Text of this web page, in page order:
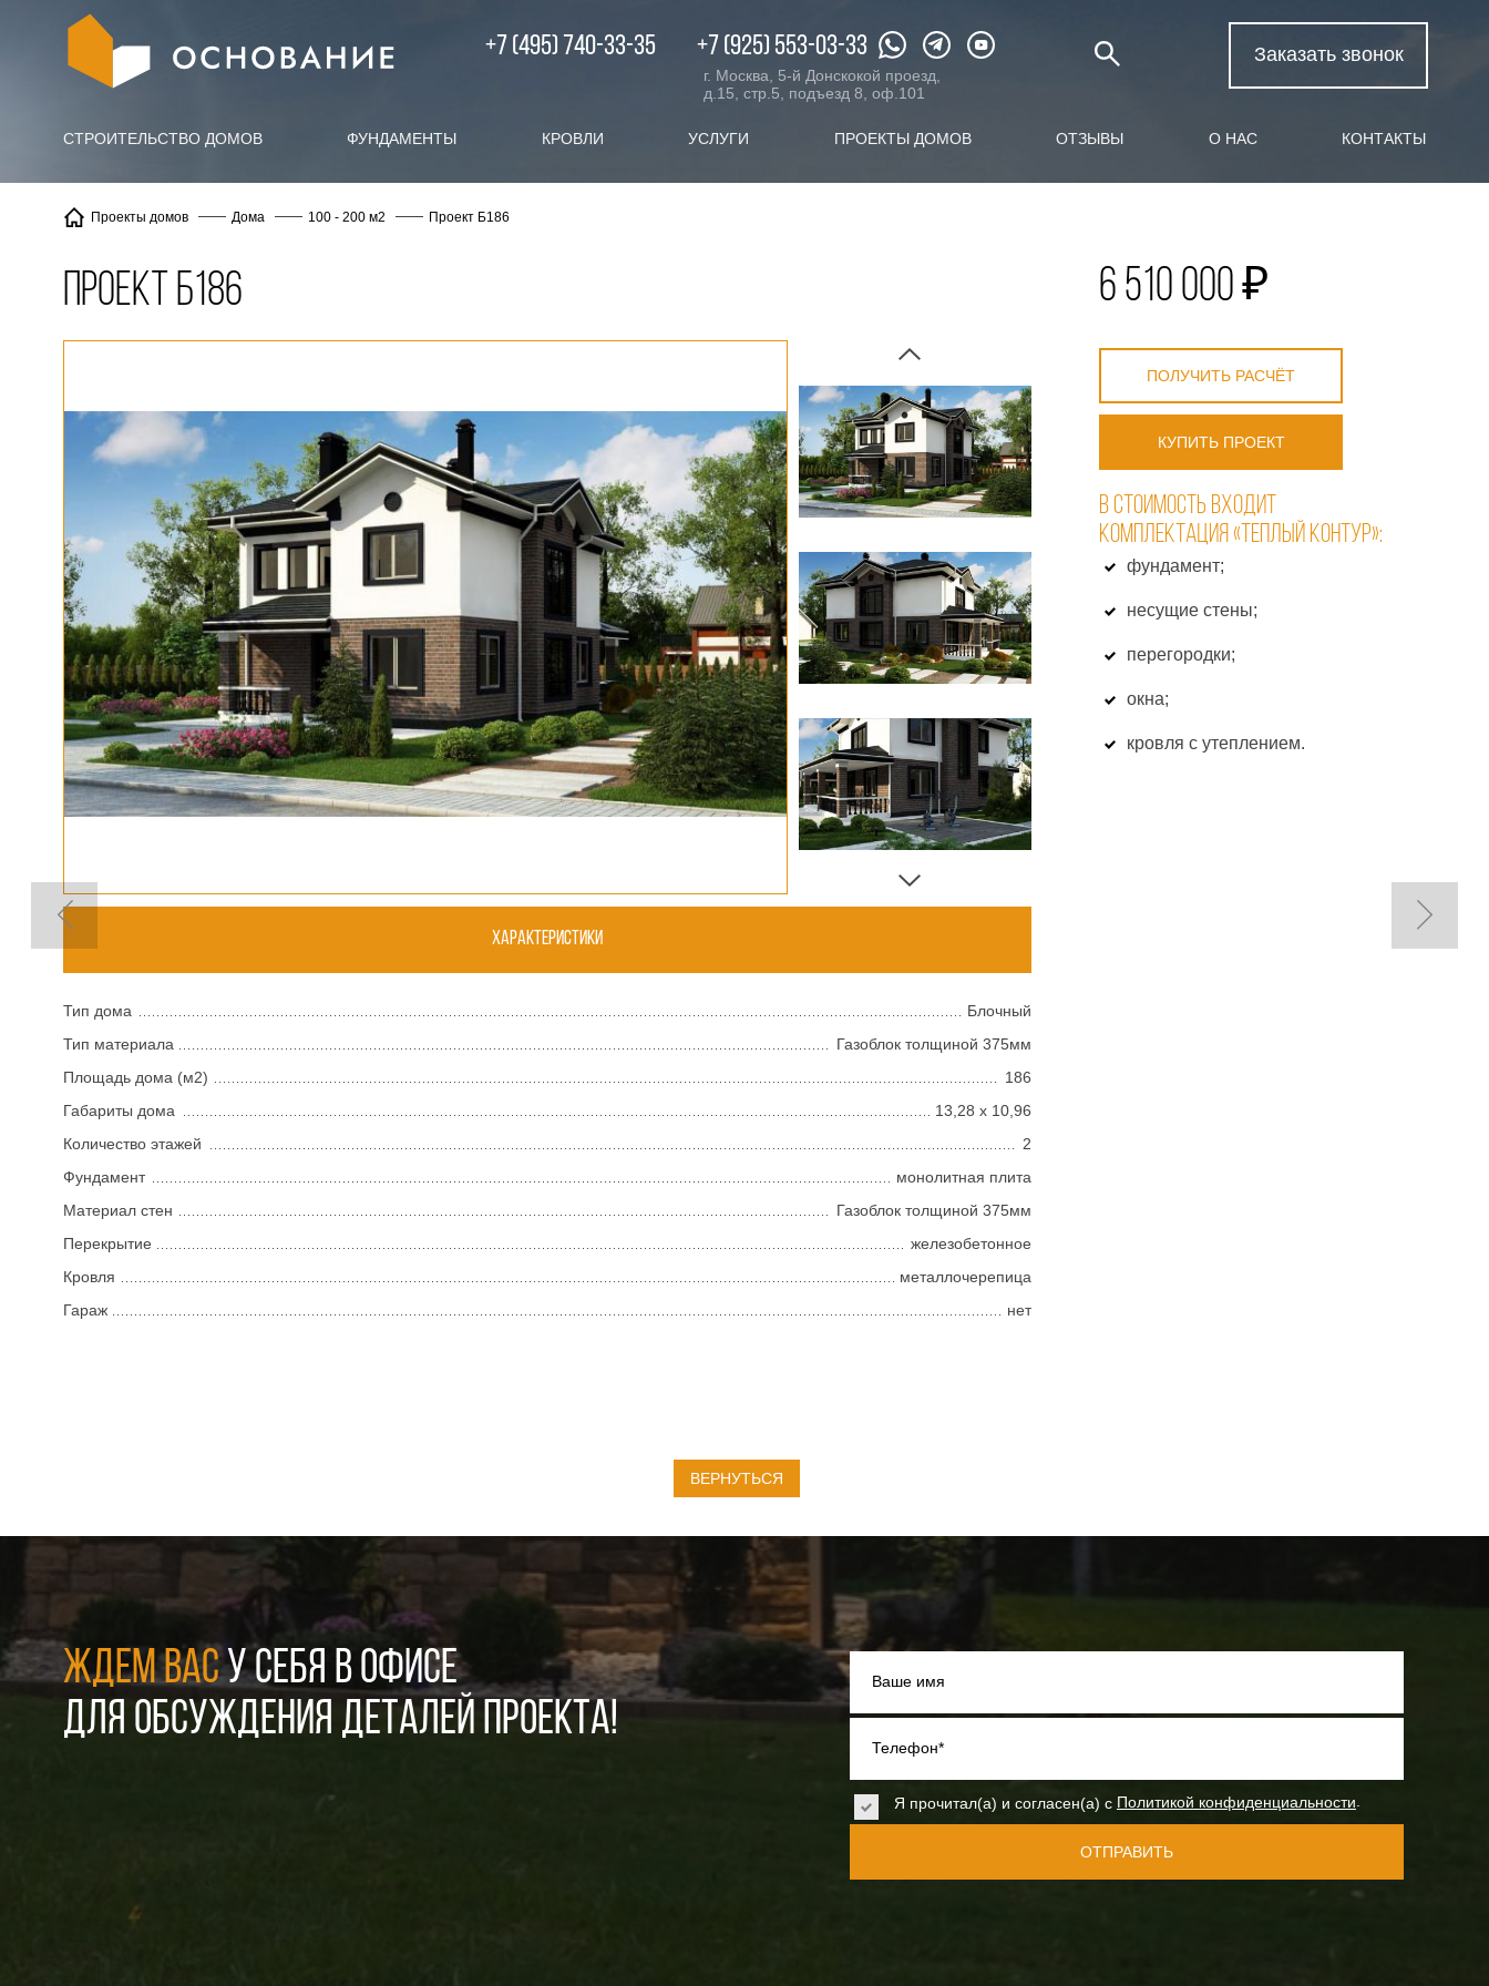
+7 (495) 740-33-35 +7 (925) 553-03-33
г. Москва, 5-й Донскокой проезд,
д.15, стр.5, подъезд 8, оф.101
Заказать звонок
СТРОИТЕЛЬСТВО ДОМОВ ФУНДАМЕНТЫ КРОВЛИ УСЛУГИ ПРОЕКТЫ ДОМОВ ОТЗЫВЫ О НАС КОНТАКТЫ
Проекты домов Дома 100 - 200 м2 Проект Б186
Проект Б186 6 510 000 ₽
ПОЛУЧИТЬ РАСЧЁТ
КУПИТЬ ПРОЕКТ
В СТОИМОСТЬ ВХОДИТ
КОМПЛЕКТАЦИЯ «ТЕПЛЫЙ КОНТУР»:
фундамент;
несущие стены;
перегородки;
окна;
кровля с утеплением.
Характеристики
Тип дома
Блочный
Тип материала
Газоблок толщиной 375мм
Площадь дома (м2)
186
Габариты дома
13,28 х 10,96
Количество этажей
2
Фундамент
монолитная плита
Материал стен
Газоблок толщиной 375мм
Перекрытие
железобетонное
Кровля
металлочерепица
Гараж
нет
ВЕРНУТЬСЯ
ЖДЕМ ВАСУ СЕБЯ В ОФИСЕ
ДЛЯ ОБСУЖДЕНИЯ ДЕТАЛЕЙ ПРОЕКТА!
Ваше имя
Телефон*
Я прочитал(а) и согласен(а) с Политикой конфиденциальности.
ОТПРАВИТЬ